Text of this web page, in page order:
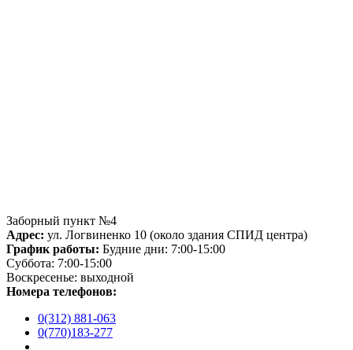
Заборный пункт №4
Адрес: ул. Логвиненко 10 (около здания СПИД центра)
График работы: Будние дни: 7:00-15:00
Суббота: 7:00-15:00
Воскресенье: выходной
Номера телефонов:
0(312) 881-063
0(770)183-277